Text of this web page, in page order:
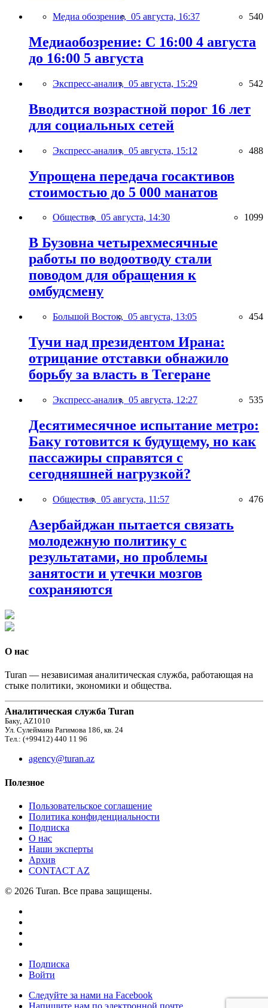
Медиа обозрение, 05 августа, 16:37 540
Медиаобозрение: С 16:00 4 августа
до 16:00 5 августа
Экспресс-анализ, 05 августа, 15:29 542
Вводится возрастной порог 16 лет
для социальных сетей
Экспресс-анализ, 05 августа, 15:12 488
Упрощена передача госактивов
стоимостью до 5 000 манатов
Общество, 05 августа, 14:30 1099
В Бузовна четырехмесячные
работы по водоотводу стали
поводом для обращения к
омбудсмену
Большой Восток, 05 августа, 13:05 454
Тучи над президентом Ирана:
отрицание отставки обнажило
борьбу за власть в Тегеране
Экспресс-анализ, 05 августа, 12:27 535
Десятимесячное испытание метро:
Баку готовится к будущему, но как
пассажиры справятся с
сегодняшней нагрузкой?
Общество, 05 августа, 11:57 476
Азербайджан пытается связать
молодежную политику с
результатами, но проблемы
занятости и утечки мозгов
сохраняются
О нас
Turan — независимая аналитическая служба, работающая на
стыке политики, экономики и общества.
Аналитическая служба Turan
Баку, AZ1010
Ул. Сулеймана Рагимова 186, кв. 24
Тел.: (+99412) 440 11 96
agency@turan.az
Полезное
Пользовательское соглашение
Политика конфиденциальности
Подписка
О нас
Наши эксперты
Архив
CONTACT AZ
© 2026 Turan. Все права защищены.
Подписка
Войти
Следуйте за нами на Facebook
Напишите нам по электронной почте